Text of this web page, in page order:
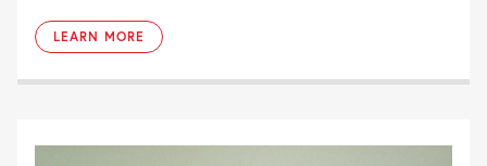
LEARN MORE